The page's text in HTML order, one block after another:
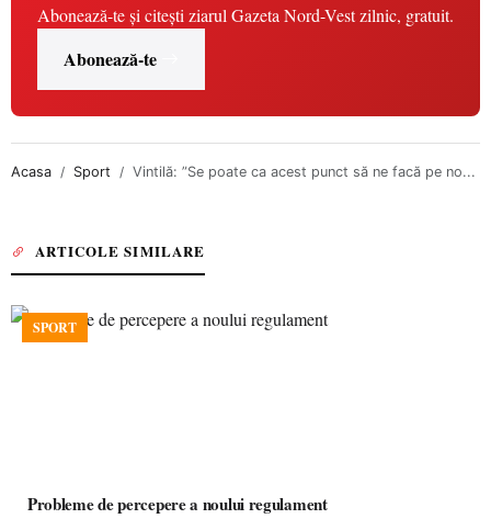
Abonează-te și citești ziarul Gazeta Nord-Vest zilnic, gratuit.
Abonează-te
Acasa Sport Vintilă: ”Se poate ca acest punct să ne facă pe no...
ARTICOLE SIMILARE
SPORT
Probleme de percepere a noului regulament